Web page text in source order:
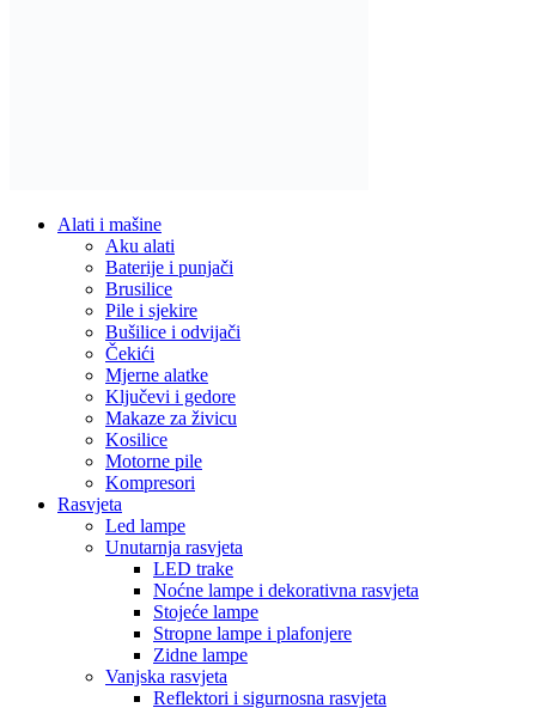
Alati i mašine
Aku alati
Baterije i punjači
Brusilice
Pile i sjekire
Bušilice i odvijači
Čekići
Mjerne alatke
Ključevi i gedore
Makaze za živicu
Kosilice
Motorne pile
Kompresori
Rasvjeta
Led lampe
Unutarnja rasvjeta
LED trake
Noćne lampe i dekorativna rasvjeta
Stojeće lampe
Stropne lampe i plafonjere
Zidne lampe
Vanjska rasvjeta
Reflektori i sigurnosna rasvjeta